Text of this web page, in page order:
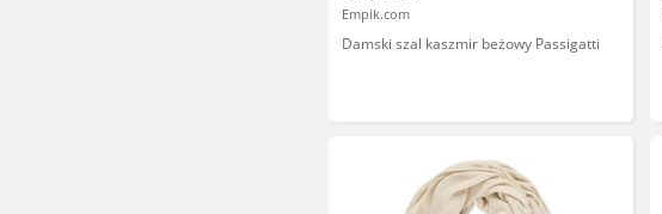
Empik.com
Damski szal kaszmir beżowy Passigatti